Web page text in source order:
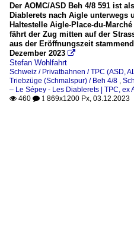
Der AOMC/ASD Beh 4/8 591 ist
Diablerets nach Aigle unterwegs
Haltestelle Aigle-Place-du-
fährt der Zug mitten auf der
aus der Eröffnungszeit
Dezember 2023 
Stefan Wohlfahrt
Schweiz / Privatbahnen / TPC (ASD,
Triebzüge (Schmalspur) / Beh 4/8
– Le Sépey - Les Diablerets | TPC, ex
 460  1 869x1200 Px, 03.12.2023